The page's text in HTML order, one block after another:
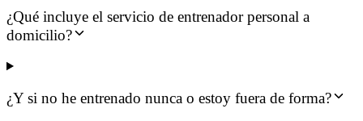
¿Qué incluye el servicio de entrenador personal a
domicilio?
¿Y si no he entrenado nunca o estoy fuera de forma?